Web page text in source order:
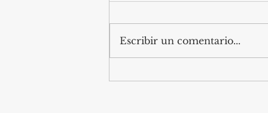
Escribir un comentario...